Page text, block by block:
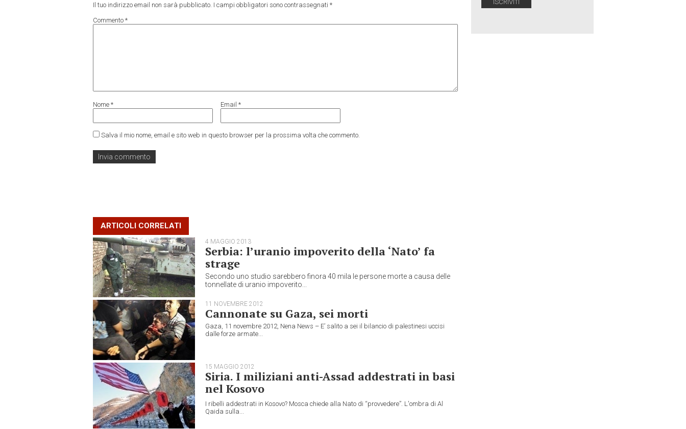
Il tuo indirizzo email non sarà pubblicato. I campi obbligatori sono contrassegnati *
Commento *
Nome * Email *
Salva il mio nome, email e sito web in questo browser per la prossima volta che commento.
ARTICOLI CORRELATI
4 MAGGIO 2013
Serbia: l’uranio impoverito della ‘Nato’ fa
strage
Secondo uno studio sarebbero finora 40 mila le persone morte a causa delle
tonnellate di uranio impoverito...
11 NOVEMBRE 2012
Cannonate su Gaza, sei morti
Gaza, 11 novembre 2012, Nena News – E’ salito a sei il bilancio di palestinesi uccisi
dalle forze armate...
15 MAGGIO 2012
Siria. I miliziani anti-Assad addestrati in basi
nel Kosovo
I ribelli addestrati in Kosovo? Mosca chiede alla Nato di “provvedere”. L'ombra di Al
Qaida sulla...